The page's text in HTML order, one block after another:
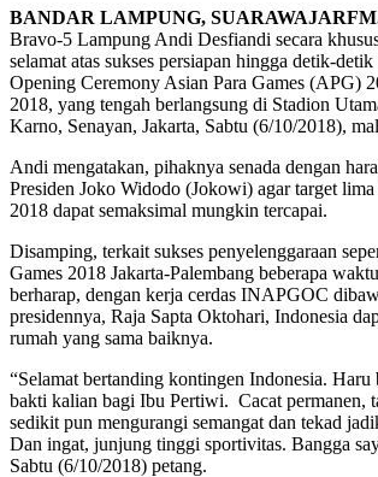
BANDAR LAMPUNG,
Bravo-5 Lampung Andi Desfiandi secara
selamat atas sukses persiapan hingga detik-
Opening Ceremony Asian Para Games (APG)
2018, yang tengah berlangsung di Stadion
Karno, Senayan, Jakarta, Sabtu (6/10/2018),
Andi mengatakan, pihaknya senada dengan
Presiden Joko Widodo (Jokowi) agar target
2018 dapat semaksimal mungkin tercapai.
Disamping, terkait sukses penyelenggaraan
Games 2018 Jakarta-Palembang beberapa
berharap, dengan kerja cerdas INAPGOC
presidennya, Raja Sapta Oktohari, Indonesia
rumah yang sama baiknya.
“Selamat bertanding kontingen Indonesia. Haru
bakti kalian bagi Ibu Pertiwi. Cacat permanen,
sedikit pun mengurangi semangat dan tekad
Dan ingat, junjung tinggi sportivitas. Bangga
Sabtu (6/10/2018) petang.